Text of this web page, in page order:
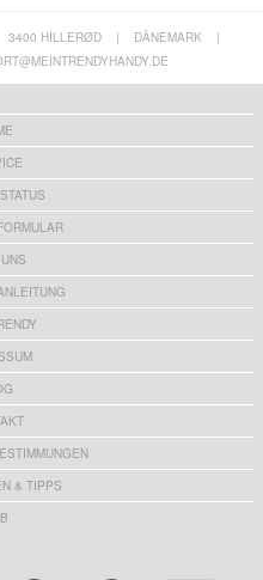
3400 HILLERØD | DÄNEMARK
|
& TIPPS